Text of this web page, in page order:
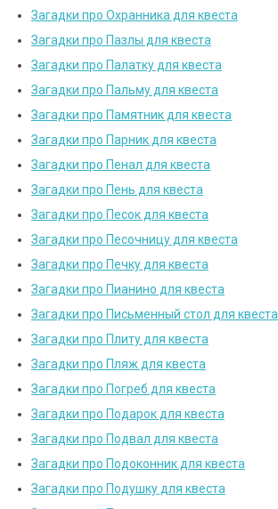
Загадки про Охранника для квеста
Загадки про Пазлы для квеста
Загадки про Палатку для квеста
Загадки про Пальму для квеста
Загадки про Памятник для квеста
Загадки про Парник для квеста
Загадки про Пенал для квеста
Загадки про Пень для квеста
Загадки про Песок для квеста
Загадки про Песочницу для квеста
Загадки про Печку для квеста
Загадки про Пианино для квеста
Загадки про Письменный стол для квеста
Загадки про Плиту для квеста
Загадки про Пляж для квеста
Загадки про Погреб для квеста
Загадки про Подарок для квеста
Загадки про Подвал для квеста
Загадки про Подоконник для квеста
Загадки про Подушку для квеста